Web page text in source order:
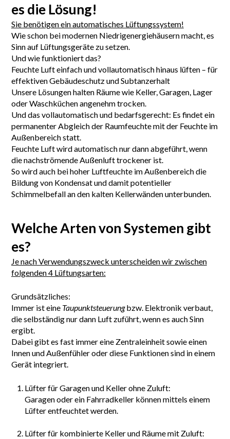
es die Lösung!
Sie benötigen ein automatisches Lüftungssystem!
Wie schon bei modernen Niedrigenergiehäusernmacht, es
Sinn auf Lüftungsgeräte zu setzen.
Und wie funktioniert das?
Feuchte Luft einfach und vollautomatisch hinaus lüften – für
effektiven Gebäudeschutz und Subtanzerhalt
Unsere Lösungen halten Räume wie Keller, Garagen, Lager
oder Waschküchen angenehm trocken.
Und das vollautomatisch und bedarfsgerecht: Es findet ein
permanenter Abgleich der Raumfeuchte mit der Feuchte im
Außenbereich statt.
Feuchte Luft wird automatisch nur dann abgeführt, wenn
die nachströmende Außenluft trockener ist.
So wird auch bei hoher Luftfeuchte im Außenbereich die
Bildung von Kondensat und damit potentieller
Schimmelbefall an den kalten Kellerwänden unterbunden.
Welche Arten von Systemen gibt
es?
Je nach Verwendungszweck unterscheiden wir zwischen
folgenden 4 Lüftungsarten:
Grundsätzliches:
Immer ist eine Taupunktsteuerungbzw. Elektronik verbaut,
die selbständig nur dann Luft zuführt, wenn es auch Sinn
ergibt.
Dabei gibt es fast immer eine Zentraleinheit sowie einen
Innen und Außenfühler oder diese Funktionen sind in einem
Gerät integriert.
Lüfter für Garagen und Keller ohne Zuluft:
Garagen oder ein Fahrradkeller können mittels einem
Lüfter entfeuchtet werden.
Lüfter für kombinierte Keller und Räume mit Zuluft: